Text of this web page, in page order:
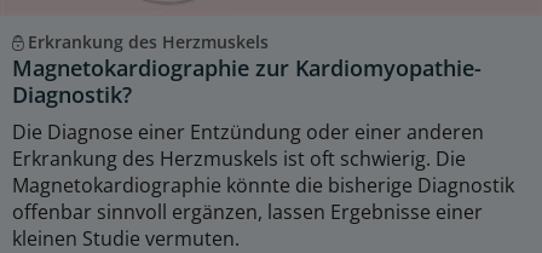
Erkrankung des Herzmuskels
Magnetokardiographie zur Kardiomyopathie-
Diagnostik?
Die Diagnose einer Entzündung oder einer anderen
Erkrankung des Herzmuskels ist oft schwierig. Die
Magnetokardiographie könnte die bisherige Diagnostik
offenbar sinnvoll ergänzen, lassen Ergebnisse einer
kleinen Studie vermuten.